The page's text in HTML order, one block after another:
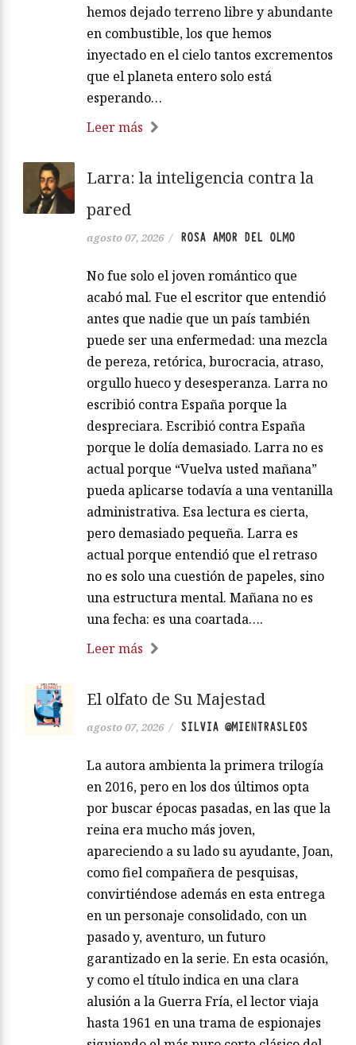
hemos dejado terreno libre y abundante
en combustible, los que hemos
inyectado en el cielo tantos excrementos
que el planeta entero solo está
esperando…
Leer más
Larra: la inteligencia contra la
pared
agosto 07, 2026 / ROSA AMOR DEL OLMO
No fue solo el joven romántico que
acabó mal. Fue el escritor que entendió
antes que nadie que un país también
puede ser una enfermedad: una mezcla
de pereza, retórica, burocracia, atraso,
orgullo hueco y desesperanza. Larra no
escribió contra España porque la
despreciara. Escribió contra España
porque le dolía demasiado. Larra no es
actual porque “Vuelva usted mañana”
pueda aplicarse todavía a una ventanilla
administrativa. Esa lectura es cierta,
pero demasiado pequeña. Larra es
actual porque entendió que el retraso
no es solo una cuestión de papeles, sino
una estructura mental. Mañana no es
una fecha: es una coartada….
Leer más
El olfato de Su Majestad
agosto 07, 2026 / SILVIA @MIENTRASLEOS
La autora ambienta la primera trilogía
en 2016, pero en los dos últimos opta
por buscar épocas pasadas, en las que la
reina era mucho más joven,
apareciendo a su lado su ayudante, Joan,
como fiel compañera de pesquisas,
convirtiéndose además en esta entrega
en un personaje consolidado, con un
pasado y, aventuro, un futuro
garantizado en la serie. En esta ocasión,
y como el título indica en una clara
alusión a la Guerra Fría, el lector viaja
hasta 1961 en una trama de espionajes